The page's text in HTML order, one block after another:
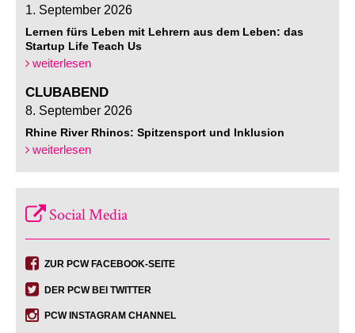
1. September 2026
Lernen fürs Leben mit Lehrern aus dem Leben: das
Startup Life Teach Us
weiterlesen
CLUBABEND
8. September 2026
Rhine River Rhinos: Spitzensport und Inklusion
weiterlesen
Social Media
ZUR PCW FACEBOOK-SEITE
DER PCW BEI TWITTER
PCW INSTAGRAM CHANNEL